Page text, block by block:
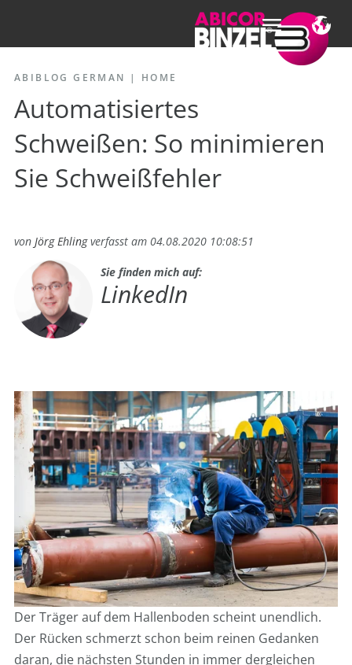
ABIBLOG GERMAN | HOME
Automatisiertes
Schweißen: So minimieren
Sie Schweißfehler
von Jörg Ehlingverfasst am 04.08.2020 10:08:51
Sie finden mich auf:
LinkedIn
Der Träger auf dem Hallenboden scheint unendlich.
Der Rücken schmerzt schon beim reinen Gedanken
daran, die nächsten Stunden in immer dergleichen